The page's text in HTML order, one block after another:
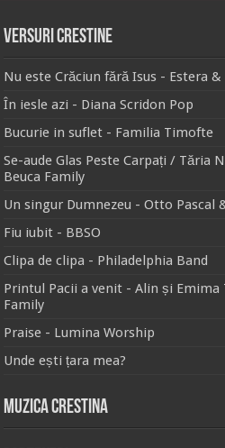
Versuri Crestine
Nu este Crăciun fără Isus - Estera
În iesle azi - Diana Scridon Pop
Bucurie in suflet - Familia Timofte
Se-aude Glas Peste Carpați / Tăria
Beuca Family
Un singur Dumnezeu - Otto Pascal
Fiu iubit - BBSO
Clipa de clipa - Philadelphia Band
Printul Pacii a venit - Alin și
Family
Praise - Lumina Worship
Unde ești țara mea?
Muzica Crestina